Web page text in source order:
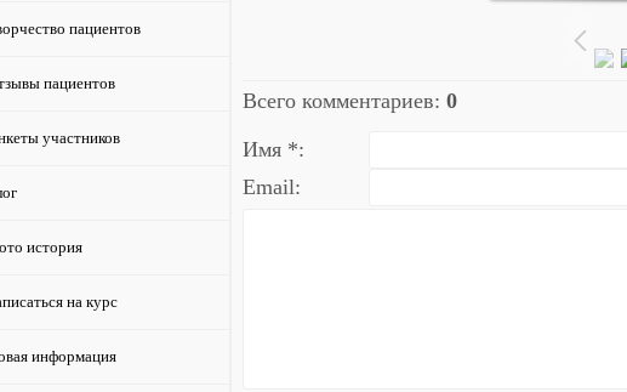
пациентов
пациентов
участников
история
на курс
информация
Всего комментариев: 0
Имя *:
Email: